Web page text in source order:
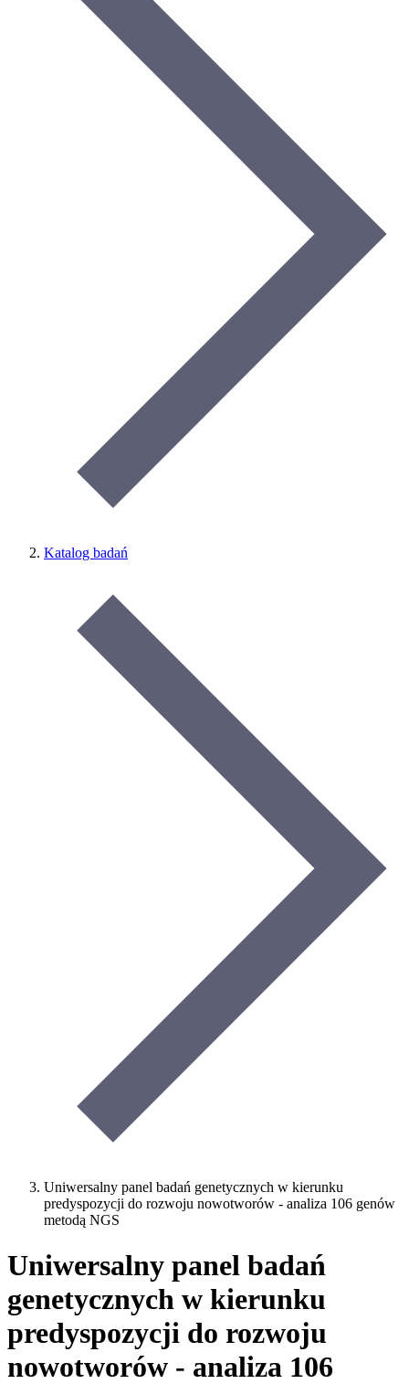
Katalog badań
Uniwersalny panel badań genetycznych w kierunku
predyspozycji do rozwoju nowotworów - analiza 106 genów
metodą NGS
Uniwersalny panel badań
genetycznych w kierunku
predyspozycji do rozwoju
nowotworów - analiza 106